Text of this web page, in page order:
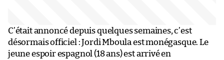
C’était annoncé depuis quelques semaines, c’est
désormais officiel : Jordi Mboula est monégasque. Le
jeune espoir espagnol (18 ans) est arrivé en